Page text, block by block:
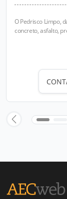
O Pedrisco Limpo,
concreto, asfalto,